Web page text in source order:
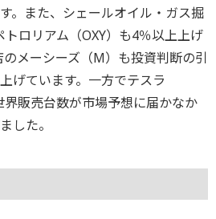
。また、シェールオイル・ガス掘
ロリアム（OXY）も4％以上上げ
メーシーズ（M）も投資判断の引
げています。一方でテスラ
界販売台数が市場予想に届かなか
した。